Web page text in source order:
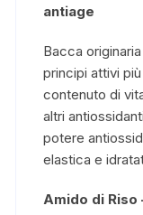
antiage
Bacca
principi attivi
contenuto di
altri
potere
elastica e
Amido di